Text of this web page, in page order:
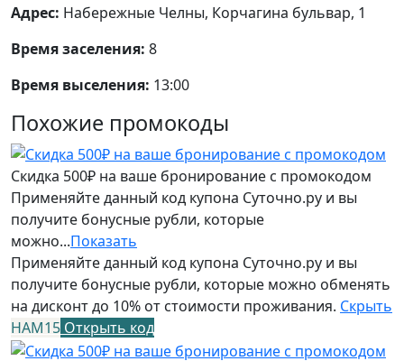
Адрес: Набережные Челны, Корчагина бульвар, 1
Время заселения: 8
Время выселения: 13:00
Похожие промокоды
Скидка 500₽ на ваше бронирование с промокодом
Применяйте данный код купона Суточно.ру и вы
получите бонусные рубли, которые
можно...Показать
Применяйте данный код купона Суточно.ру и вы
получите бонусные рубли, которые можно обменять
на дисконт до 10% от стоимости проживания. Скрыть
НАМ15 Открыть код